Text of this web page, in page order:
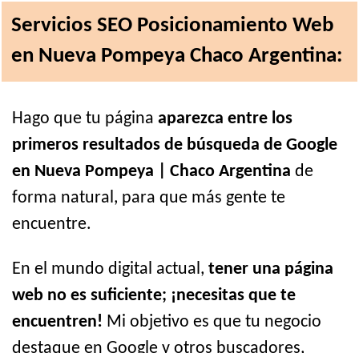
Servicios SEO Posicionamiento Web
en Nueva Pompeya Chaco Argentina:
Hago que tu página aparezca entre los
primeros resultados de búsqueda de Google
en Nueva Pompeya | Chaco Argentina de
forma natural, para que más gente te
encuentre.
En el mundo digital actual, tener una página
web no es suficiente; ¡necesitas que te
encuentren! Mi objetivo es que tu negocio
destaque en Google y otros buscadores,